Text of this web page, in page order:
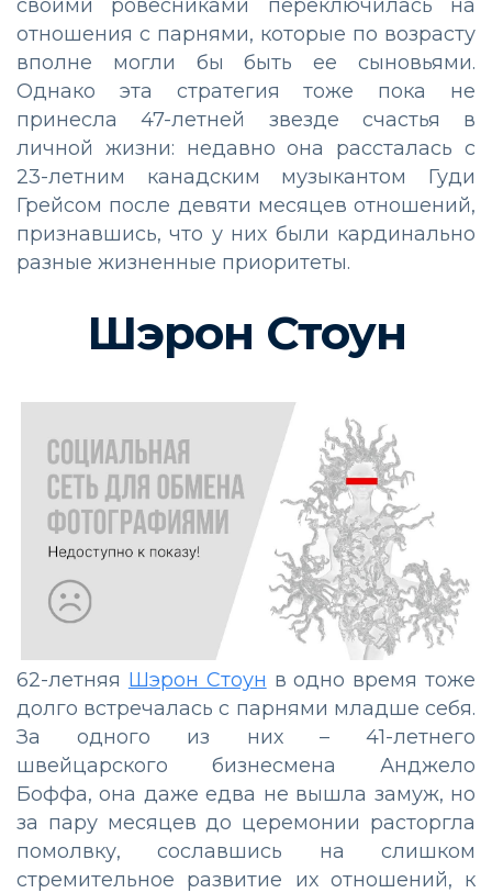
своими ровесниками переключилась на
отношения с парнями, которые по возрасту
вполне могли бы быть ее сыновьями.
Однако эта стратегия тоже пока не
принесла 47-летней звезде счастья в
личной жизни: недавно она рассталась с
23-летним канадским музыкантом Гуди
Грейсом после девяти месяцев отношений,
признавшись, что у них были кардинально
разные жизненные приоритеты.
Шэрон Стоун
62-летняя Шэрон Стоун в одно время тоже
долго встречалась с парнями младше себя.
За одного из них – 41-летнего
швейцарского бизнесмена Анджело
Боффа, она даже едва не вышла замуж, но
за пару месяцев до церемонии расторгла
помолвку, сославшись на слишком
стремительное развитие их отношений, к